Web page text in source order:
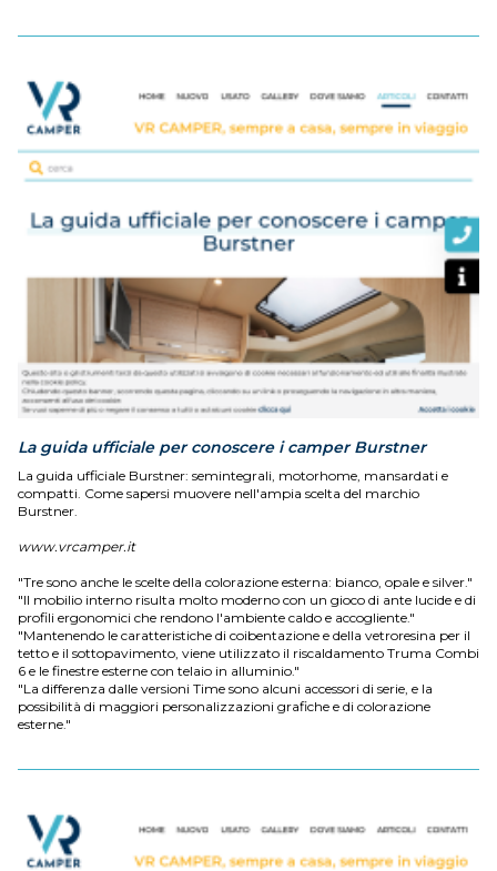
La guida ufficiale per conoscere i camper Burstner
La guida ufficiale Burstner: semintegrali, motorhome, mansardati e
compatti. Come sapersi muovere nell'ampia scelta del marchio
Burstner.
www.vrcamper.it
"Tre sono anche le scelte della colorazione esterna: bianco, opale e silver."
"Il mobilio interno risulta molto moderno con un gioco di ante lucide e di
profili ergonomici che rendono l'ambiente caldo e accogliente."
"Mantenendo le caratteristiche di coibentazione e della vetroresina per il
tetto e il sottopavimento, viene utilizzato il riscaldamento Truma Combi
6 e le finestre esterne con telaio in alluminio."
"La differenza dalle versioni Time sono alcuni accessori di serie, e la
possibilità di maggiori personalizzazioni grafiche e di colorazione
esterne."